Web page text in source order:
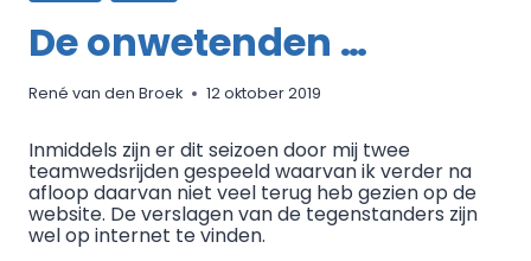
De onwetenden …
René van den Broek 12 oktober 2019
Inmiddels zijn er dit seizoen door mij twee
teamwedsrijden gespeeld waarvan ik verder na
afloop daarvan niet veel terug heb gezien op de
website. De verslagen van de tegenstanders zijn
wel op internet te vinden.